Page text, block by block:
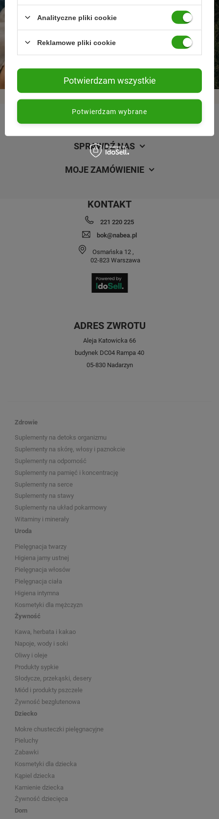
Promocje tylko dla
Nowości przed
Rezygnacja w każdej
chwili
REGULAMINY
SPRAWDŹ NAS
MOJE ZAMÓWIENIE
KONTAKT
221 220 225
bok@nabea.pl
Osmańska 12 ,
02-823 Warszawa
ADRES ZWROTU
Aleja Katowicka 66
budynek DC04 Rampa 40
05-830 Nadarzyn
Zdrowie
Suplementy na detoks organizmu
Suplementy na skórę, włosy i paznokcie
Suplementy na odporność
Suplementy na pamięć i koncentrację
Suplementy na serce
Suplementy na stawy
Suplementy na układ pokarmowy
Witaminy i minerały
Uroda
Pielęgnacja twarzy
Higiena jamy ustnej
Pielęgnacja włosów
Pielęgnacja ciała
Higiena intymna
Kosmetyki dla mężczyzn
Żywność
Kawa, herbata i kakao
Napoje, wody i soki
Oliwy i oleje
Produkty sypkie
Słodycze, przekąski, desery
Miód i produkty pszczele
Żywność bezglutenowa
Dziecko
Mokre chusteczki pielęgnacyjne
Pieluchy
Zabawki
Kosmetyki dla dziecka
Kąpiel dziecka
Kamienie dziecka
Żywność dziecięca
Dom
Analityczne pliki cookie
Reklamowe pliki cookie
Potwierdzam wybrane
Potwierdzam wszystkie